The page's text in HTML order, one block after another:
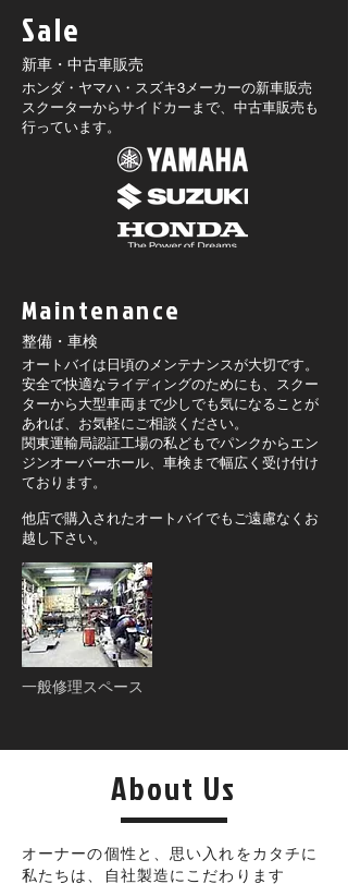
Sale
新車・中古車販売
ホンダ・ヤマハ・スズキ3メーカーの新車販売
スクーターからサイドカーまで、中古車販売も
行っています。
Maintenance
整備・車検
オートバイは日頃のメンテナンスが大切です。
安全で快適なライディングのためにも、スクー
ターから大型車両まで少しでも気になることが
あれば、お気軽にご相談ください。
関東運輸局認証工場の私どもでパンクからエン
ジンオーバーホール、車検まで幅広く受け付け
ております。
他店で購入されたオートバイでもご遠慮なくお
越し下さい。
一般修理スペース
About Us
オーナーの個性と、思い入れをカタチに
私たちは、自社製造にこだわります